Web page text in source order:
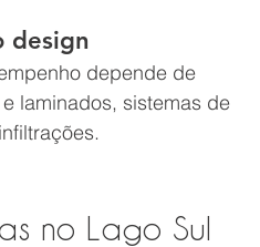
design
depende de
laminados, sistemas de
no Lago Sul